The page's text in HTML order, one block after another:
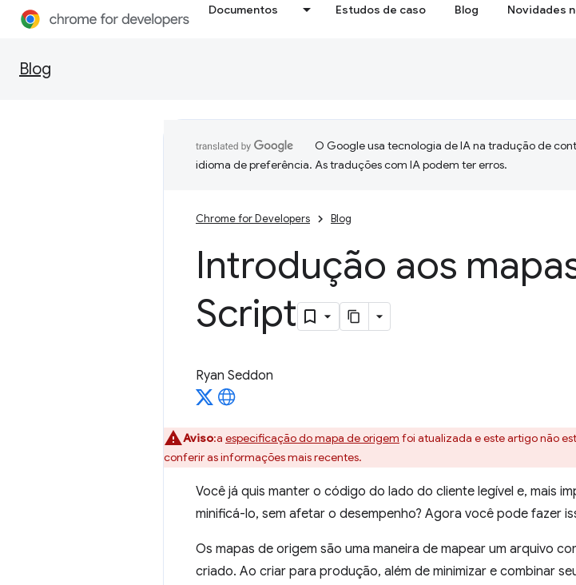
Documentos Estudos de caso Blog Novidades
Blog
O Google usa tecnologia de IA na tradução de
idioma de preferência. As traduções com IA podem ter erros.
Chrome for Developers Blog
Introdução aos
Script
Ryan Seddon
Aviso:a especificação do mapa de origem foi atualizada e este artigo não
conferir as informações mais recentes.
Você já quis manter o código do lado do cliente legível e, mais
minificá-lo, sem afetar o desempenho? Agora você pode fazer
Os mapas de origem são uma maneira de mapear um arquivo
criado. Ao criar para produção, além de minimizar e combinar